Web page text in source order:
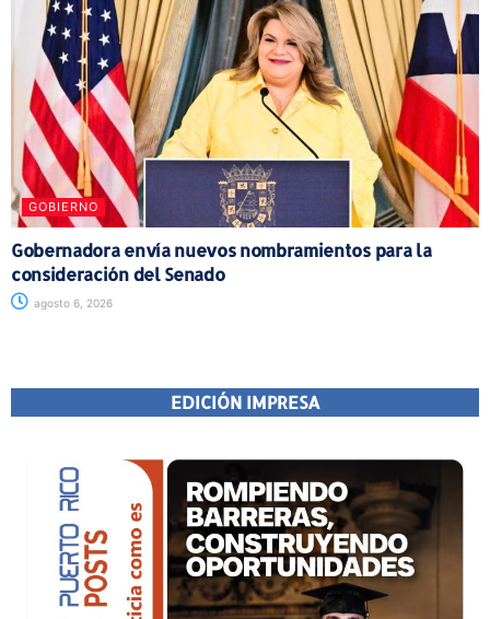
GOBIERNO
Gobernadora envía nuevos nombramientos para la
consideración del Senado
agosto 6, 2026
EDICIÓN IMPRESA